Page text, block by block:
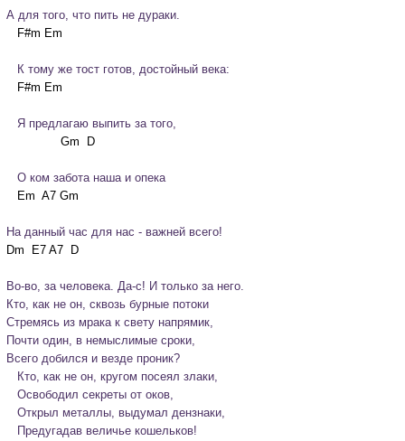
А для того, что пить не дураки.
   К тому же тост готов, достойный века:
   Я предлагаю выпить за того,
   О ком забота наша и опека
На данный час для нас - важней всего!
Во-во, за человека. Да-с! И только за него.
Кто, как не он, сквозь бурные потоки
Стремясь из мрака к свету напрямик,
Почти один, в немыслимые сроки,
Всего добился и везде проник?
   Освободил секреты от оков,
   Открыл металлы, выдумал дензнаки,